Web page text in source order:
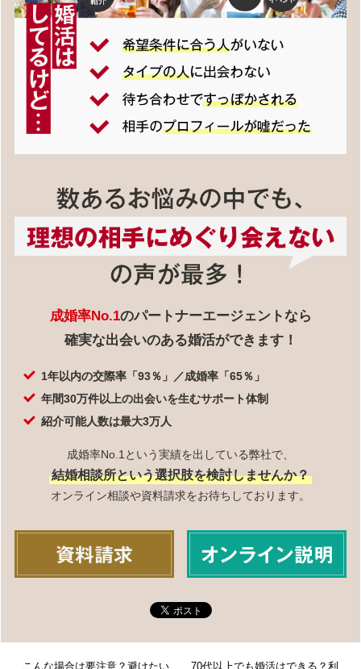
成婚率No.1のパートナーエージェントなら
確実な出会いのある婚活ができます！
1年以内の交際率「93％」／成婚率「65％」
年間30万件以上の出会いを生むサポート体制
紹介可能人数は最大3万人
成婚率No.1という実績を出している弊社で、
結婚相談所という選択肢を検討しませんか？
オンライン相談や資料請求をお待ちしております。
70代以上でも婚活はできる？利
こんな場合は要注意？避けたい